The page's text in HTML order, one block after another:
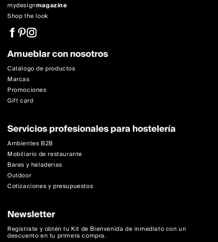
mydesignmagazine
Shop the look
Amueblar con nosotros
Catálogo de productos
Marcas
Promociones
Gift card
Servicios profesionales para hostelería
Ambientes B2B
Mobiliario de restaurante
Bares y heladerias
Outdoor
Cotizaciones y presupuestos
Newsletter
Regístrate y obtén tu Kit de Bienvenida de inmediato con un
descuento en tu primera compra.